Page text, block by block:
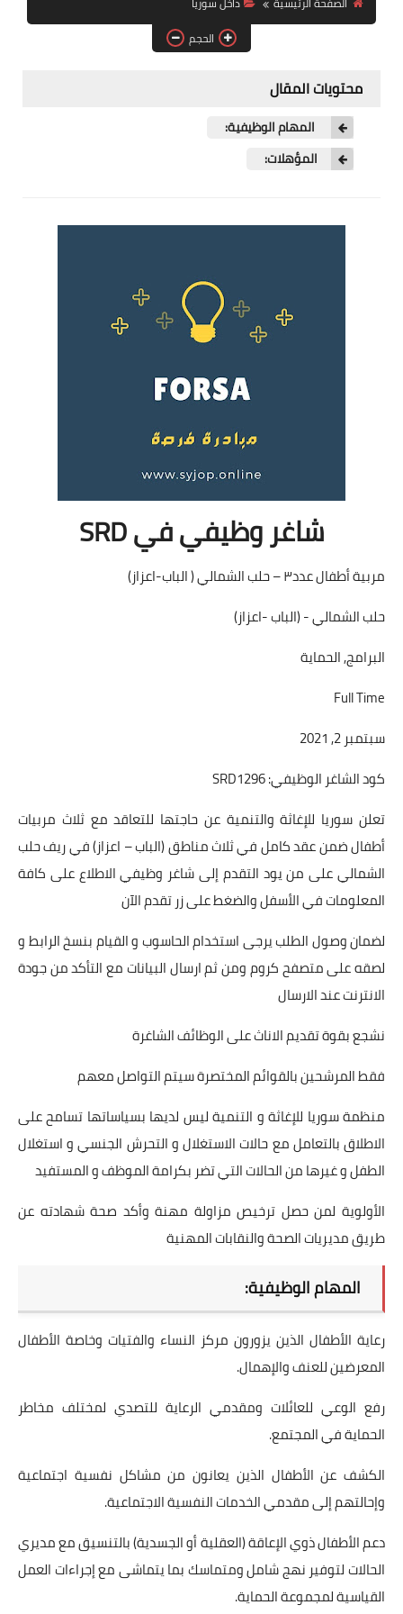
فرص عمل في العراق
فرص عمل في اليمن
الحجم
محتويات المقال
المهام الوظيفية:
المؤهلات:
شاغر وظيفي في SRD
مربية أطفال عدد٣ – حلب الشمالي ( الباب-اعزاز)
حلب الشمالي - (الباب -اعزاز)
البرامج, الحماية
Full Time
سبتمبر 2, 2021
كود الشاغر الوظيفي: SRD1296
تعلن سوريا للإغاثة والتنمية عن حاجتها للتعاقد مع ثلاث مربيات
أطفال ضمن عقد كامل في ثلاث مناطق (الباب – اعزاز) في ريف حلب
الشمالي على من يود التقدم إلى شاغر وظيفي الاطلاع على كافة
المعلومات في الأسفل والضغط على زر تقدم الآن
لضمان وصول الطلب يرجى استخدام الحاسوب و القيام بنسخ الرابط و
لصقه على متصفح كروم ومن ثم ارسال البيانات مع التأكد من جودة
الانترنت عند الارسال
نشجع بقوة تقديم الاناث على الوظائف الشاغرة
فقط المرشحين بالقوائم المختصرة سيتم التواصل معهم
منظمة سوريا للإغاثة و التنمية ليس لديها بسياساتها تسامح على
الاطلاق بالتعامل مع حالات الاستغلال و التحرش الجنسي و استغلال
الطفل و غيرها من الحالات التي تضر بكرامة الموظف و المستفيد
الأولوية لمن حصل ترخيص مزاولة مهنة وأكد صحة شهادته عن
طريق مديريات الصحة والنقابات المهنية
المهام الوظيفية:
رعاية الأطفال الذين يزورون مركز النساء والفتيات وخاصة الأطفال
المعرضين للعنف والإهمال.
رفع الوعي للعائلات ومقدمي الرعاية للتصدي لمختلف مخاطر
الحماية في المجتمع.
الكشف عن الأطفال الذين يعانون من مشاكل نفسية اجتماعية
وإحالتهم إلى مقدمي الخدمات النفسية الاجتماعية.
دعم الأطفال ذوي الإعاقة (العقلية أو الجسدية) بالتنسيق مع مديري
الحالات لتوفير نهج شامل ومتماسك بما يتماشى مع إجراءات العمل
القياسية لمجموعة الحماية.